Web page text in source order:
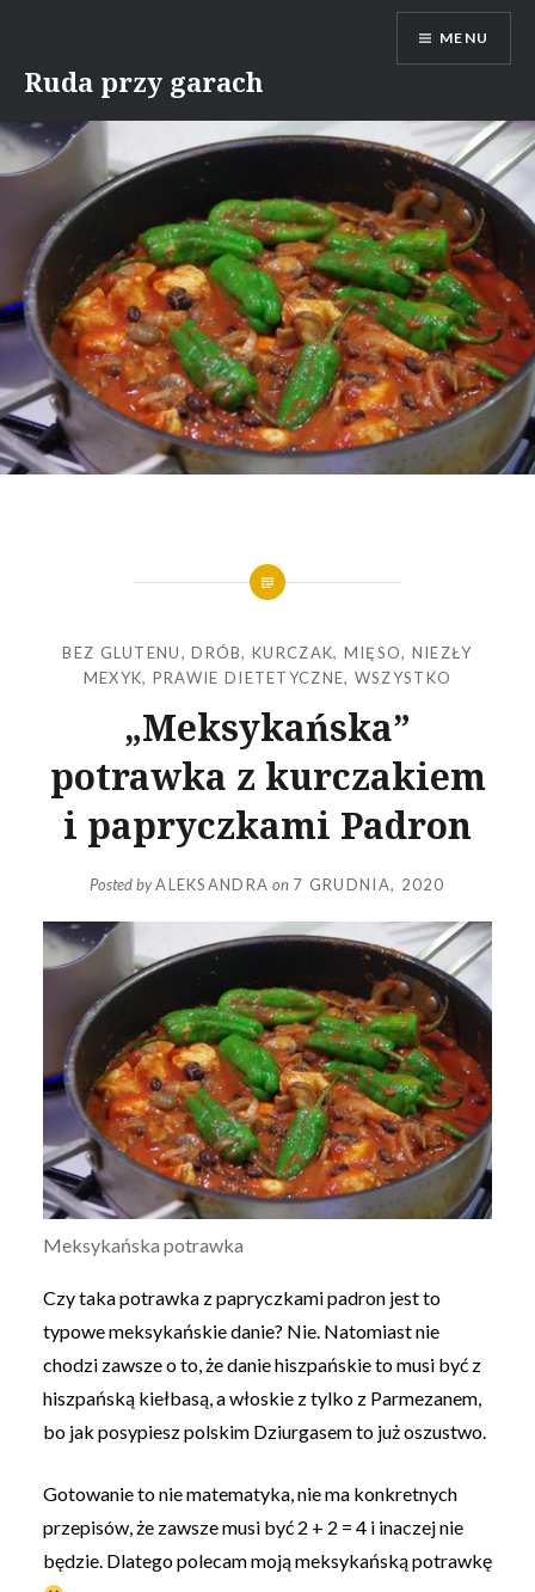
content
Ruda przy garach
MENU
BEZ GLUTENU,DRÓB,KURCZAK, MIĘSO, NIEZŁY
MEXYK, PRAWIE DIETETYCZNE, WSZYSTKO
„Meksykańska”
potrawka z kurczakiem
i papryczkami Padron
Posted byALEKSANDRA on 7 GRUDNIA, 2020
Meksykańska potrawka
Czy taka potrawka z papryczkami padron jest to
typowe meksykańskie danie? Nie. Natomiast nie
chodzi zawsze o to, że danie hiszpańskie to musi być z
hiszpańską kiełbasą, a włoskie z tylko z Parmezanem,
bo jak posypiesz polskim Dziurgasem to już oszustwo.
Gotowanie to nie matematyka, nie ma konkretnych
przepisów, że zawsze musi być 2 + 2 = 4 i inaczej nie
będzie. Dlatego polecam moją meksykańską potrawkę